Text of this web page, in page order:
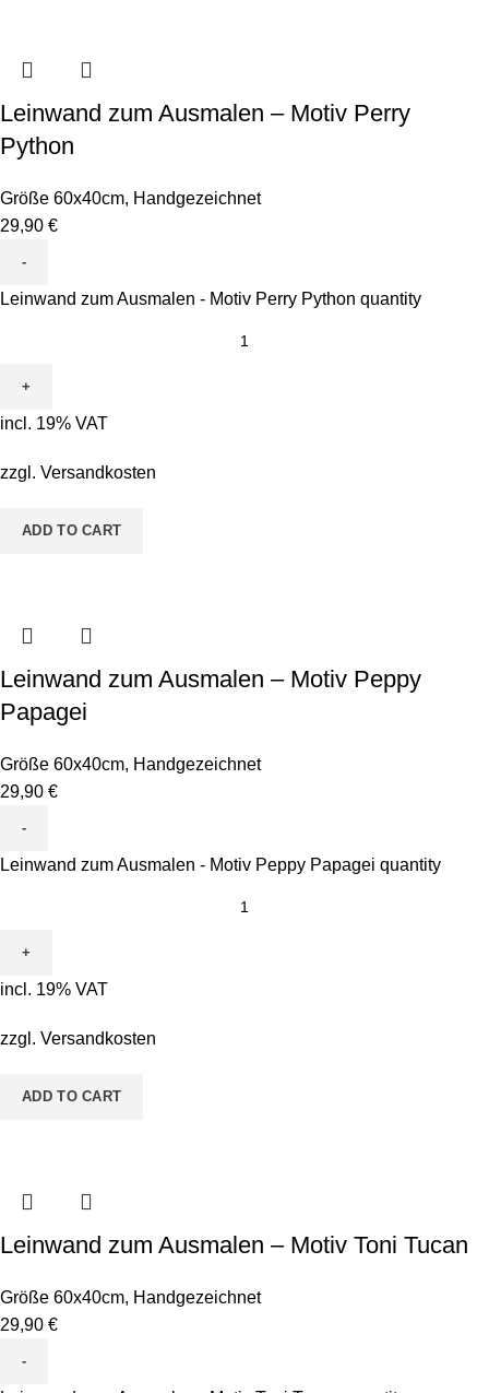
Leinwand zum Ausmalen – Motiv Perry
Python
Größe 60x40cm, Handgezeichnet
29,90 €
Leinwand zum Ausmalen - Motiv Perry Python quantity
incl. 19% VAT
zzgl. Versandkosten
ADD TO CART
Leinwand zum Ausmalen – Motiv Peppy
Papagei
Größe 60x40cm, Handgezeichnet
29,90 €
Leinwand zum Ausmalen - Motiv Peppy Papagei quantity
incl. 19% VAT
zzgl. Versandkosten
ADD TO CART
Leinwand zum Ausmalen – Motiv Toni Tucan
Größe 60x40cm, Handgezeichnet
29,90 €